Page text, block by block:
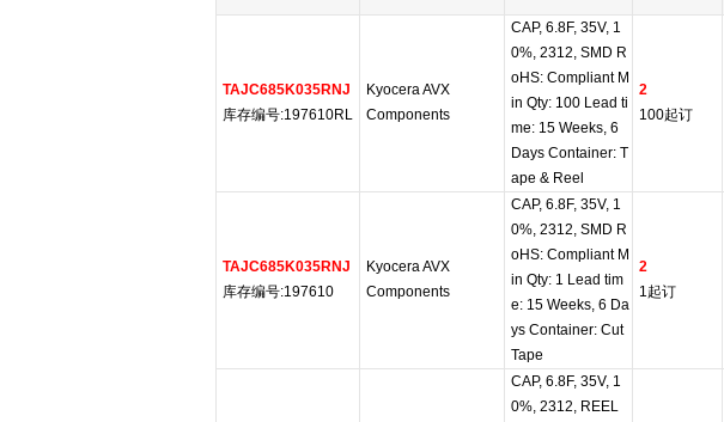
TAJC685K035RNJ
库存编号:197610RL
Kyocera AVX
Components
CAP, 6.8F, 35V, 1
0%, 2312, SMD R
oHS: Compliant M
in Qty: 100 Lead ti
me: 15 Weeks, 6
Days Container: T
ape & Reel
2
100起订
TAJC685K035RNJ
库存编号:197610
Kyocera AVX
Components
CAP, 6.8F, 35V, 1
0%, 2312, SMD R
oHS: Compliant M
in Qty: 1 Lead tim
e: 15 Weeks, 6 Da
ys Container: Cut
Tape
2
1起订
CAP, 6.8F, 35V, 1
0%, 2312, REEL